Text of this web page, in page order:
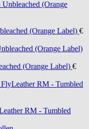
(Orange Label) €
(Orange Label) €
RM - Tumbled